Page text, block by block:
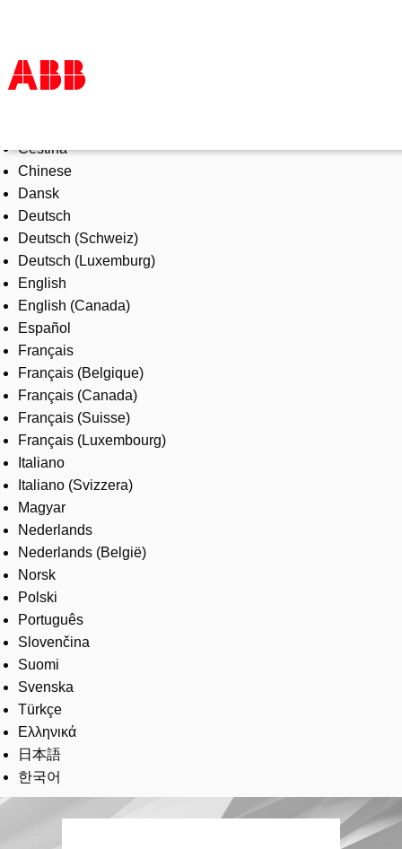
Products & Solutions
Industries
Services
About us
Where to buy
Contact us
Careers
Čeština
Chinese
Dansk
Deutsch
Deutsch (Schweiz)
Deutsch (Luxemburg)
English
English (Canada)
Español
Français
Français (Belgique)
Français (Canada)
Français (Suisse)
Français (Luxembourg)
Italiano
Italiano (Svizzera)
Magyar
Nederlands
Nederlands (België)
Norsk
Polski
Português
Slovenčina
Suomi
Svenska
Türkçe
Ελληνικά
日本語
한국어